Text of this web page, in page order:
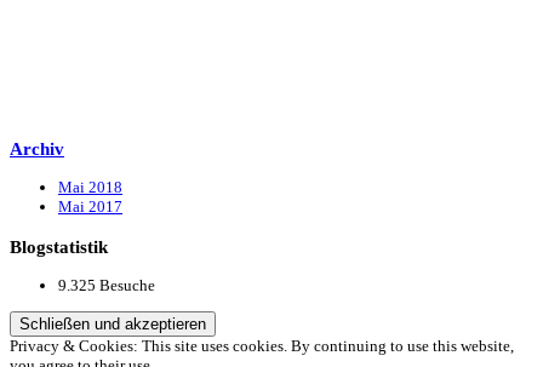
Archiv
Mai 2018
Mai 2017
Blogstatistik
9.325 Besuche
Privacy & Cookies: This site uses cookies. By continuing to use this website,